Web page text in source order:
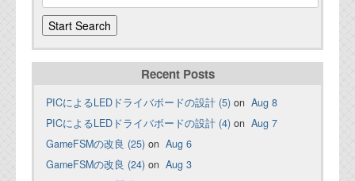
Recent Posts
PICによるLEDドライバボードの設計 (5) on Aug 8
PICによるLEDドライバボードの設計 (4) on Aug 7
GameFSMの改良 (25) on Aug 6
GameFSMの改良 (24) on Aug 3